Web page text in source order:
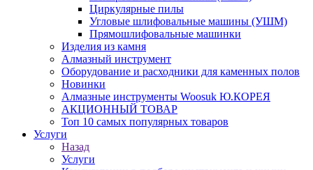
Циркулярные пилы
Угловые шлифовальные машины (УШМ)
Прямошлифовальные машинки
Изделия из камня
Алмазный инструмент
Оборудование и расходники для каменных полов
Новинки
Алмазные инструменты Woosuk Ю.КОРЕЯ
АКЦИОННЫЙ ТОВАР
Топ 10 самых популярных товаров
Услуги
Назад
Услуги